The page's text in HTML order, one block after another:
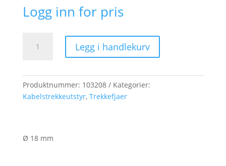
Logg inn for pris
head
eye
antall
Legg i handlekurv
Produktnummer: 103208
Kategorier:
Kabelstrekkeutstyr, Trekkefjaer
Ø 18 mm